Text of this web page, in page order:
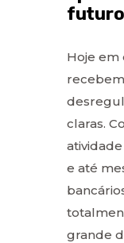
Hoje em
claras.
e até
grande